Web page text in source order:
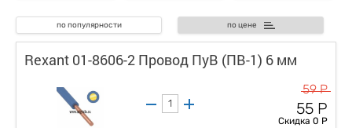
по популярности по цене
Rexant 01-8606-2 Провод ПуВ (ПВ-1) 6 мм
59 Р
55 Р
Скидка 0 Р